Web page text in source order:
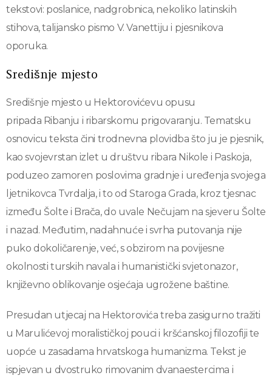
tekstovi: poslanice, nadgrobnica, nekoliko latinskih
stihova, talijansko pismo V. Vanettiju i pjesnikova
oporuka.
Središnje mjesto
Središnje mjesto u Hektorovićevu opusu
pripada Ribanju i ribarskomu prigovaranju. Tematsku
osnovicu teksta čini trodnevna plovidba što ju je pjesnik,
kao svojevrstan izlet u društvu ribara Nikole i Paskoja,
poduzeo zamoren poslovima gradnje i uređenja svojega
ljetnikovca Tvrdalja, i to od Staroga Grada, kroz tjesnac
između Šolte i Brača, do uvale Nečujam na sjeveru Šolte
i nazad. Međutim, nadahnuće i svrha putovanja nije
puko dokoličarenje, već, s obzirom na povijesne
okolnosti turskih navala i humanistički svjetonazor,
književno oblikovanje osjećaja ugrožene baštine.
Presudan utjecaj na Hektorovića treba zasigurno tražiti
u Marulićevoj moralističkoj pouci i kršćanskoj filozofiji te
uopće u zasadama hrvatskoga humanizma. Tekst je
ispjevan u dvostruko rimovanim dvanaestercima i